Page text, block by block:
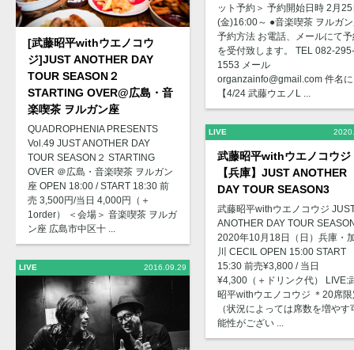
[武藤昭平withウエノコウ
ジ]JUST ANOTHER DAY
TOUR SEASON２
STARTING OVER@広島・音
楽喫茶 ヲルガン座
QUADROPHENIA PRESENTS
Vol.49 JUST ANOTHER DAY
TOUR SEASON２ STARTING
OVER ＠広島・音楽喫茶 ヲルガン
座 OPEN 18:00 / START 18:30 前
売 3,500円/当日 4,000円（＋
1order） ＜会場＞ 音楽喫茶 ヲルガ
ン座 広島市中区十 ...
LIVE 2016.09.29
ット予約＞ 予約開始日時 2月
(金)16:00～ ●音楽喫茶 ヲルガ
予約方法 お電話、メールにて
を受付致します。 TEL 082-295-
1553 メール
organzainfo@gmail.com 件名に
【4/24 武藤ウエノL ...
LIVE
武藤昭平withウエノコウジ
【兵庫】JUST ANOTHER
DAY TOUR SEASON3
武藤昭平withウエノコウジ
ANOTHER DAY TOUR
2020年10月18日（日）兵庫・
川 CECIL OPEN 15:00 START
15:30 前売¥3,800 / 当日
¥4,300（＋ドリンク代） LIVE:
昭平withウエノコウジ ＊20席
（状況によっては席数を増やす
能性がござい ...